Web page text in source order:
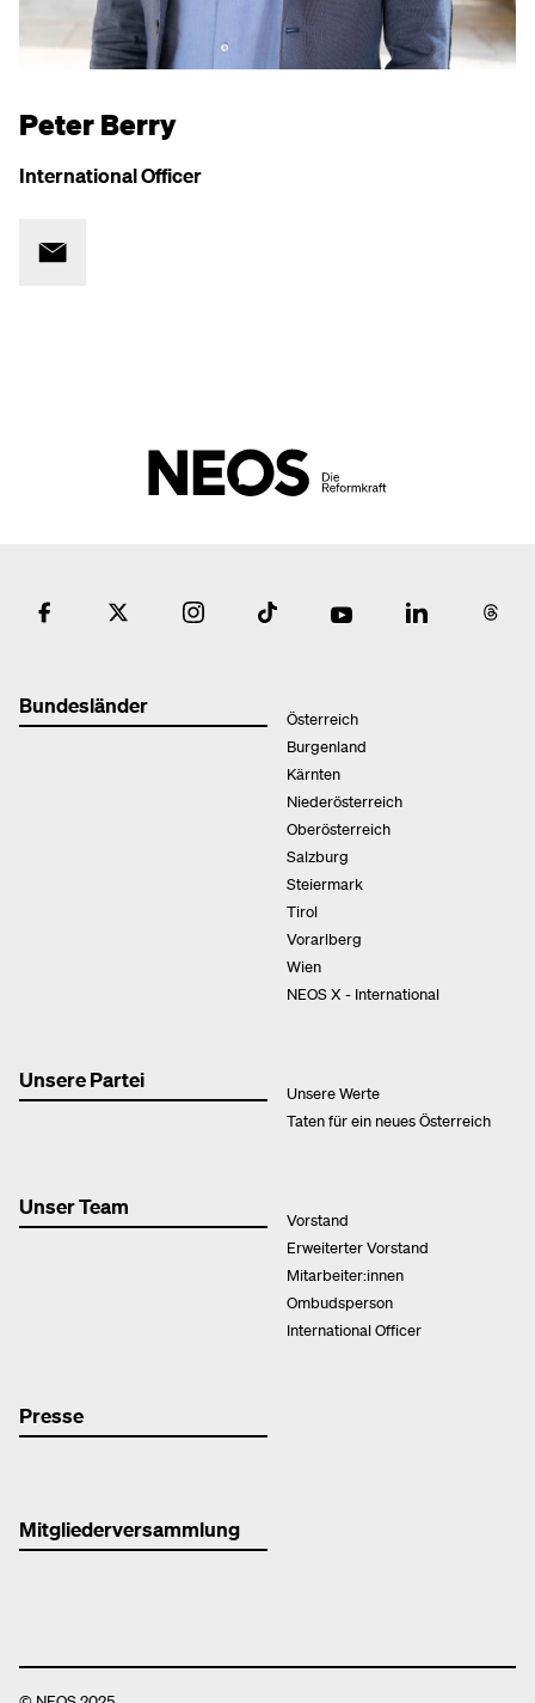
Peter Berry
International Officer
Bundesländer
Österreich
Burgenland
Kärnten
Niederösterreich
Oberösterreich
Salzburg
Steiermark
Tirol
Vorarlberg
Wien
NEOS X - International
Unsere Partei
Unsere Werte
Taten für ein neues Österreich
Unser Team
Vorstand
Erweiterter Vorstand
Mitarbeiter:innen
Ombudsperson
International Officer
Presse
Mitgliederversammlung